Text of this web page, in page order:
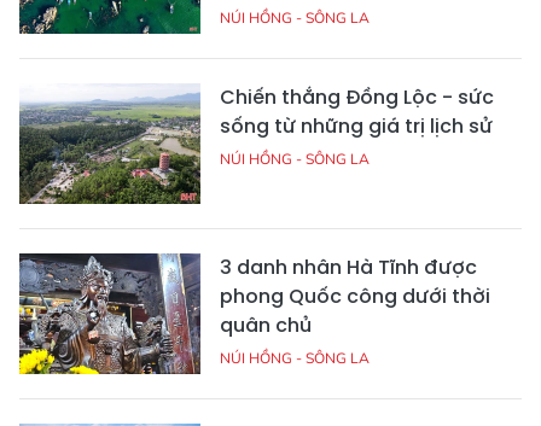
NÚI HỒNG - SÔNG LA
Chiến thắng Đồng Lộc - sức
sống từ những giá trị lịch sử
NÚI HỒNG - SÔNG LA
3 danh nhân Hà Tĩnh được
phong Quốc công dưới thời
quân chủ
NÚI HỒNG - SÔNG LA